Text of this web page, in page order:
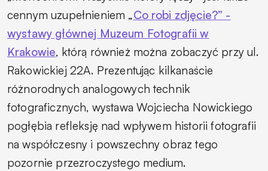
cennym uzupełnieniem „Co robi zdjęcie?” -
wystawy głównej Muzeum Fotografii w
Krakowie, którą również można zobaczyć przy ul.
Rakowickiej 22A. Prezentując kilkanaście
różnorodnych analogowych technik
fotograficznych, wystawa Wojciecha Nowickiego
pogłębia refleksję nad wpływem historii fotografii
na współczesny i powszechny obraz tego
pozornie przezroczystego medium.